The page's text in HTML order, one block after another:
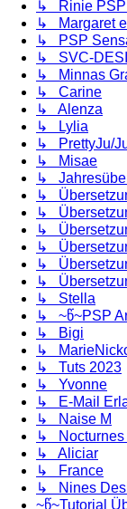
↳ Rinie PSP
↳ Margaret
↳ PSP
↳ SVC-
↳ Minnas
↳ Carine
↳ Alenza
↳ Lylia
↳ PrettyJu/
↳ Misae
↳
↳
↳
↳
↳
↳
↳
↳ Stella
↳ ~წ~PSP
↳ Bigi
↳
↳ Tuts 2023
↳ Yvonne
↳ E-Mail
↳ Naise M
↳ Nocturnes
↳ Aliciar
↳ France
↳ Nines
~წ~Tutorial